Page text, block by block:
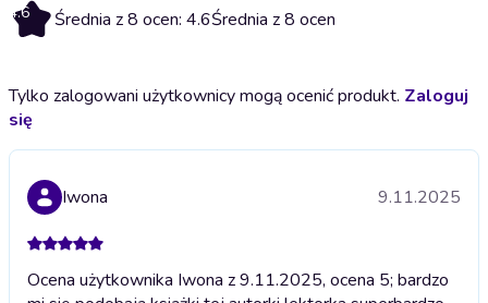
4.6 Średnia z 8 ocen: 4.6Średnia z 8 ocen
Tylko zalogowani użytkownicy mogą ocenić produkt. Zaloguj
się
Iwona 9.11.2025
Ocena użytkownika Iwona z 9.11.2025, ocena 5; bardzo